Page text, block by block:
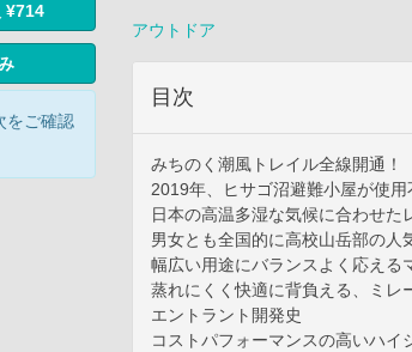
¥714
をご確認
アウトドア
目次
みちのく潮風トレイル全線開通！
2019年、ヒサゴ沼避難小屋が使用
日本の高温多湿な気候に合わせた
男女とも全国的に高校山岳部の人
幅広い用途にバランスよく応える
蒸れにくく快適に背負える、ミレ
エントラント開発史
コストパフォーマンスの高いハイ